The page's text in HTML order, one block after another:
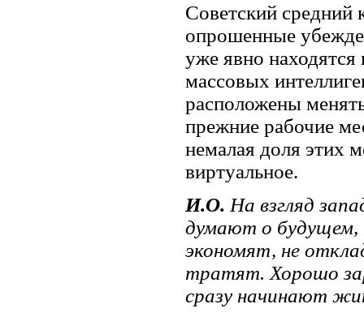
Советский средний
опрошенные
уже явно
массовых
расположены
прежние рабочие
немалая доля этих
виртуальное.
И.О. На взгляд
думают о будущем,
экономят, не
тратят. Хорошо
сразу начинают